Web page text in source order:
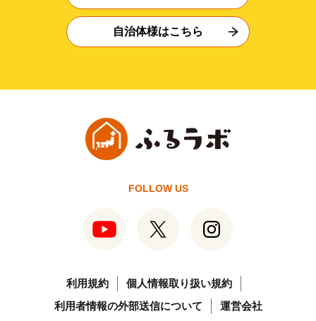
自治体様はこちら
FOLLOW US
利用規約
個人情報取り扱い規約
利用者情報の外部送信について
運営会社